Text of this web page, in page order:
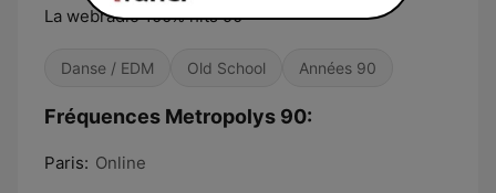
La webradio 100% hits 90
Danse / EDM Old School Années 90
Fréquences Metropolys 90:
Paris: Online